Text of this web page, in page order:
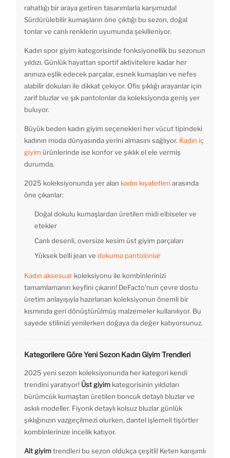
rahatlığı bir araya getiren tasarımlarla karşımızda!
Sürdürülebilir kumaşların öne çıktığı bu sezon, doğal
tonlar ve canlı renklerin uyumunda şekilleniyor.
Kadın spor giyim kategorisinde fonksiyonellik bu sezonun
yıldızı. Günlük hayattan sportif aktivitelere kadar her
anınıza eşlik edecek parçalar, esnek kumaşları ve nefes
alabilir dokuları ile dikkat çekiyor. Ofis şıklığı arayanlar için
zarif bluzlar ve şık pantolonlar da koleksiyonda geniş yer
buluyor.
Büyük beden kadın giyim seçenekleri her vücut tipindeki
kadının moda dünyasında yerini almasını sağlıyor. Kadın iç
giyim ürünlerinde ise konfor ve şıklık el ele vermiş
durumda.
2025 koleksiyonunda yer alan kadın kıyafetleriarasında
öne çıkanlar:
Doğal dokulu kumaşlardan üretilen midi elbiseler ve
etekler
Canlı desenli, oversize kesim üst giyim parçaları
Yüksek belli jean ve dokuma pantolonlar
Kadın aksesuar koleksiyonu ile kombinlerinizi
tamamlamanın keyfini çıkarın! DeFacto'nun çevre dostu
üretim anlayışıyla hazırlanan koleksiyonun önemli bir
kısmında geri dönüştürülmüş malzemeler kullanılıyor. Bu
sayede stilinizi yenilerken doğaya da değer katıyorsunuz.
Kategorilere Göre Yeni Sezon Kadın Giyim Trendleri
2025 yeni sezon koleksiyonunda her kategori kendi
trendini yaratıyor! Üst giyim kategorisinin yıldızları
bürümcük kumaştan üretilen boncuk detaylı bluzlar ve
askılı modeller. Fiyonk detaylı kolsuz bluzlar günlük
şıklığınızın vazgeçilmezi olurken, dantel işlemeli tişörtler
kombinlerinize incelik katıyor.
Alt giyimtrendleri bu sezon oldukça çeşitli! Keten karışımlı